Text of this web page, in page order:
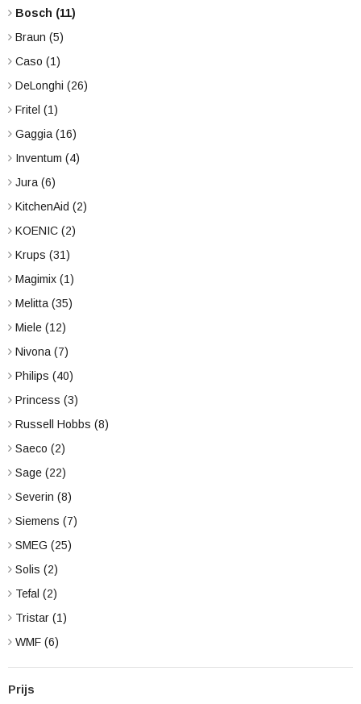
Bosch (11)
Braun (5)
Caso (1)
DeLonghi (26)
Fritel (1)
Gaggia (16)
Inventum (4)
Jura (6)
KitchenAid (2)
KOENIC (2)
Krups (31)
Magimix (1)
Melitta (35)
Miele (12)
Nivona (7)
Philips (40)
Princess (3)
Russell Hobbs (8)
Saeco (2)
Sage (22)
Severin (8)
Siemens (7)
SMEG (25)
Solis (2)
Tefal (2)
Tristar (1)
WMF (6)
Prijs